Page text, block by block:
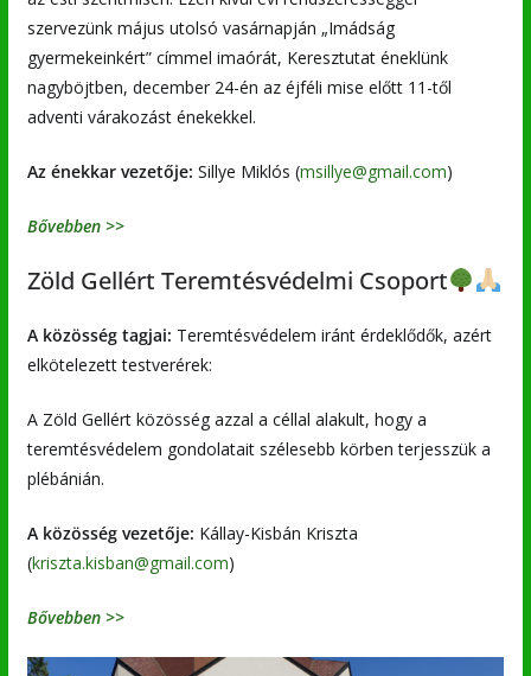
szervezünk május utolsó vasárnapján „Imádság
gyermekeinkért” címmel imaórát, Keresztutat éneklünk
nagyböjtben, december 24-én az éjféli mise előtt 11-től
adventi várakozást énekekkel.
Az énekkar vezetője: Sillye Miklós (msillye@gmail.com)
Bővebben >>
Zöld Gellért Teremtésvédelmi Csoport
A közösség tagjai: Teremtésvédelem iránt érdeklődők, azért
elkötelezett testverérek:
A Zöld Gellért közösség azzal a céllal alakult, hogy a
teremtésvédelem gondolatait szélesebb körben terjesszük a
plébánián.
A közösség vezetője: Kállay-Kisbán Kriszta
(kriszta.kisban@gmail.com)
Bővebben >>